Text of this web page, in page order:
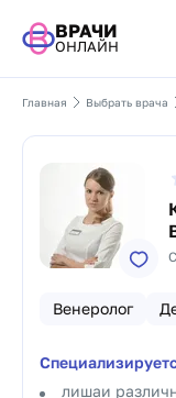
ВРАЧИ
ОНЛАЙН
Главная Выбрать врача
Венеролог
лишаи